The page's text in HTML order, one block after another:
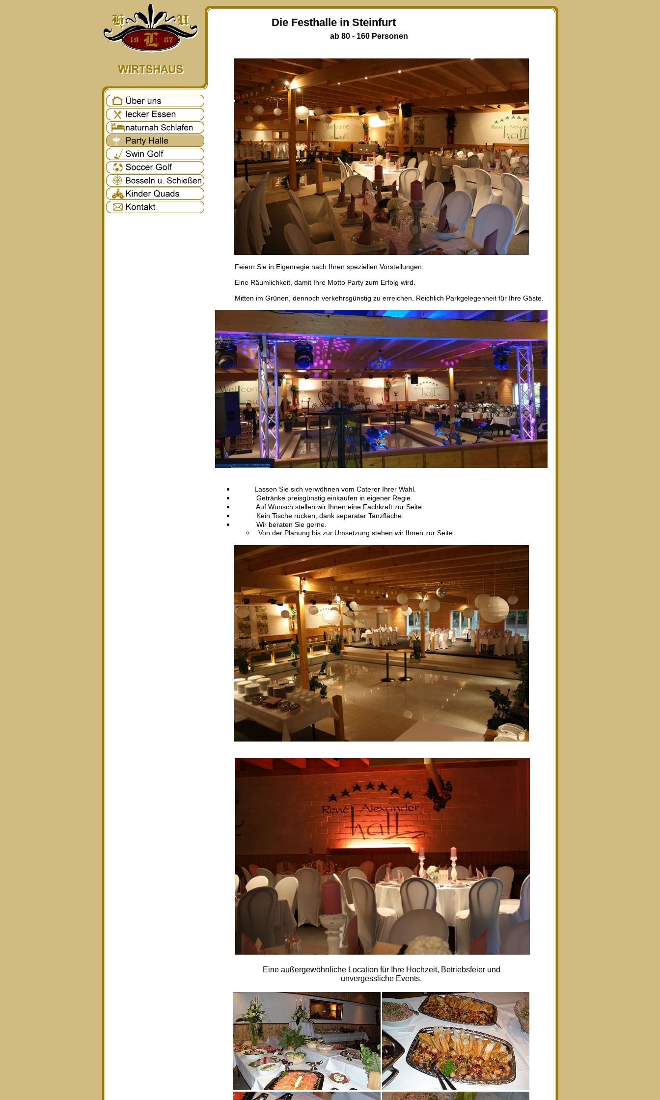
Die Festhalle in Steinfurt
ab 80 - 160 Personen
Feiern Sie in Eigenregie nach Ihren speziellen Vorstellungen.
Eine Räumlichkeit, damit Ihre Motto Party zum Erfolg wird.
Mitten im Grünen, dennoch verkehrsgünstig zu erreichen. Reichlich Parkgelegenheit für Ihre Gäste.
Lassen Sie sich verwöhnen vom Caterer Ihrer Wahl.
Getränke preisgünstig einkaufen in eigener Regie.
Auf Wunsch stellen wir Ihnen eine Fachkraft zur Seite.
Kein Tische rücken, dank separater Tanzfläche.
Wir beraten Sie gerne.
Von der Planung bis zur Umsetzung stehen wir Ihnen zur Seite.
Eine außergewöhnliche Location für Ihre Hochzeit, Betriebsfeier und
unvergessliche Events.